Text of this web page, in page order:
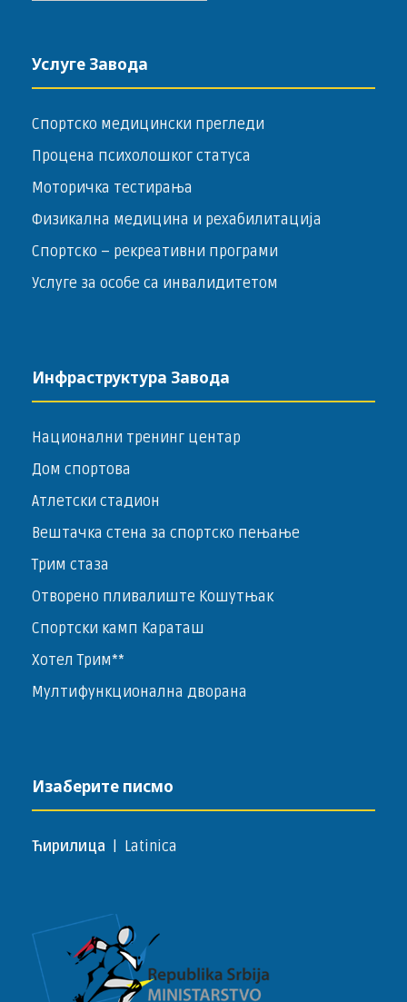
Услуге Завода
Спортско медицински прегледи
Процена психолошког статуса
Моторичка тестирања
Физикална медицина и рехабилитација
Спортско – ­рекреативни програми
Услуге за особе са инвалидитетом
Инфраструктура Завода
Национални тренинг центар
Дом спортова
Атлетски стадион
Вештачка стена за спортско пењање
Трим стаза
Отворено пливалиште Кошутњак
Спортски камп Караташ
Хотел Трим**
Мултифункционална дворана
Изаберите писмо
Ћирилица Latinica